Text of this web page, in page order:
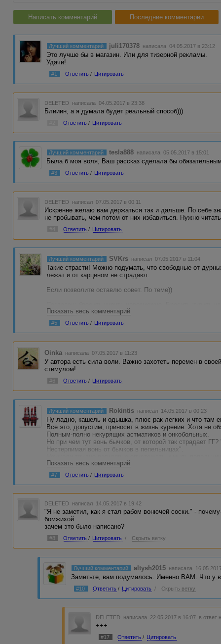
Написать комментарий Последние комментарии
Лучший комментарий juli170378 написала 04.05.2017 в 23:12
Это лучше бы в магазин. Или для тизерной рекламы.
Удачи!
#1 Ответить / Цитировать
DELETED написала 04.05.2017 в 23:38
Блииин, а я думала будет реальный способ)))
Ответить / Цитировать
Лучший комментарий tesla888 написала 05.05.2017 в 15:01
Была б моя воля, Ваш рассказ сделала бы
#3 Ответить / Цитировать
DELETED написал 07.05.2017 в 00:11
Искренне желаю вам держаться так и дальше. По себе
не пробывать, чем потом от них избавиться. Нужно
Ответить / Цитировать
Лучший комментарий SVKrs написал 07.05.2017 в 11:04
Такие страсти! Можно подумать, что свободные от
лежат и от карценом не страдают.
Если позволите оставлю совет. По теме))
никогда не получится. Ну, может, в последние три
Сама мысль "бросить" курить противоестественна.
простите) и все остальное.
Но начать не курить - очень просто. Это легко до
Ведь изначально курильщики когда-то курить
головой...
Ощущения у начинающих не курить поначалу тоже не
помнит, как ему было кайфово, когда он не курил. Все
"Бросал" я лет, так... - много. С 10 до 47. А потом
Простите за флуд. Но вдруг он окажется кому-то
Показать весь комментарий
#5 Ответить / Цитировать
Oinka написала 07.05.2017 в 11:23
У автора есть сила воли. Важно захотеть перемен в
стимулом!
#6 Ответить / Цитировать
Лучший комментарий Rokintis написал 14.05.2017 в 00:23
Ну ладно, кашель и одышка, плюс рак легких и что там
Все это, допустим, приносит в жизнь курение. Хотя не
Полным-полно некурящих астматиков и онкобольных.
Но при чем тут вонь бычков, от которой так страдает
Нестерпимая вонь от бычков в пепельницах".
Показать весь комментарий
#7 Ответить / Цитировать
DELETED написал 14.05.2017 в 19:42
"Я не заметил, как я стал рабом вонючей соски." -
бомжихой.
зачем это было написано?
#8 Ответить / Цитировать / Скрыть ветку
Лучший комментарий altysh2015 написала
Заметьте, вам подумалось. Именно ВАМ. Что у
#10 Ответить / Цитировать / Скрыть ветку
DELETED написала 22.05.2017 в 16:07 в ответ
+++
#17 Ответить / Цитировать